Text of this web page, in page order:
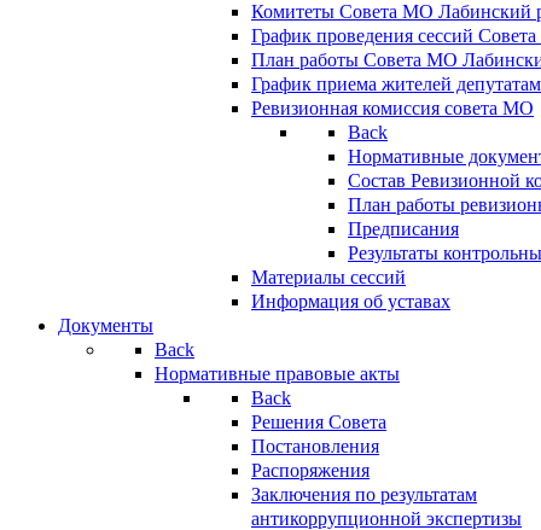
Комитеты Совета МО Лабинский
График проведения сессий
План работы Совета МО
График приема жителей
Ревизионная комиссия совета МО
Back
Нормативные
Состав Ревизионной
План работы
Предписания
Результаты
Материалы сессий
Информация об уставах
Документы
Back
Нормативные правовые акты
Back
Решения Совета
Постановления
Распоряжения
Заключения по результатам
антикоррупционной экспертизы